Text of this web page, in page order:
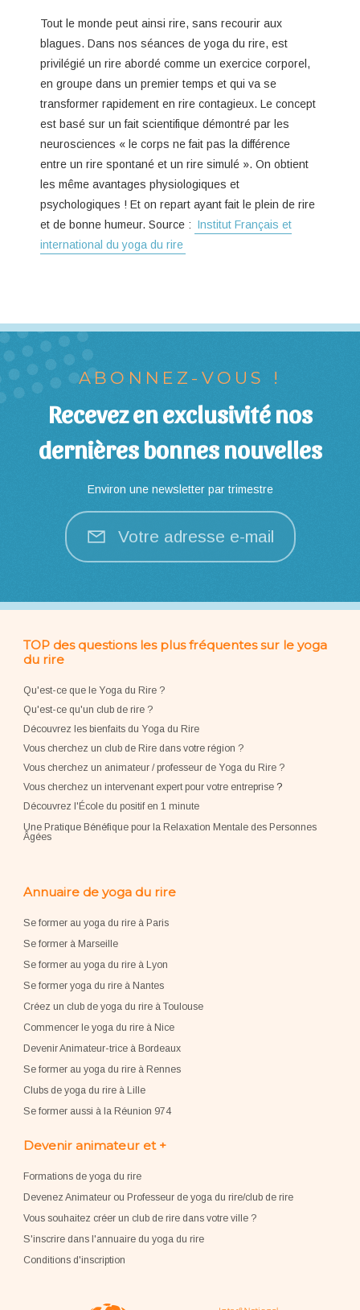
Tout le monde peut ainsi rire, sans recourir aux
blagues. Dans nos séances de yoga du rire, est
privilégié un rire abordé comme un exercice corporel,
en groupe dans un premier temps et qui va se
transformer rapidement en rire contagieux. Le concept
est basé sur un fait scientifique démontré par les
neurosciences « le corps ne fait pas la différence
entre un rire spontané et un rire simulé ». On obtient
les même avantages physiologiques et
psychologiques ! Et on repart ayant fait le plein de rire
et de bonne humeur. Source : Institut Français et
international du yoga du rire
ABONNEZ-VOUS !
Recevez en exclusivité nos
dernières bonnes nouvelles
Environ une newsletter par trimestre
Votre adresse e-mail
TOP des questions les plus fréquentes sur le yoga
du rire
Qu'est-ce que le Yoga du Rire ?
Qu'est-ce qu'un club de rire ?
Découvrez les bienfaits du Yoga du Rire
Vous cherchez un club de Rire dans votre région ?
Vous cherchez un animateur / professeur de Yoga du Rire ?
Vous cherchez un intervenant expert pour votre entreprise?
Découvrez l'École du positif en 1 minute
Une Pratique Bénéfique pour la Relaxation Mentale des Personnes
Âgées
Annuaire de yoga du rire
Se former au yoga du rire à Paris
Se former à Marseille
Se former au yoga du rire à Lyon
Se former yoga du rire à Nantes
Créez un club de yoga du rire à Toulouse
Commencer le yoga du rire à Nice
Devenir Animateur-trice à Bordeaux
Se former au yoga du rire à Rennes
Clubs de yoga du rire à Lille
Se former aussi à la Réunion 974
Devenir animateur et +
Formations de yoga du rire
Devenez Animateur ou Professeur de yoga du rire/club de rire
Vous souhaitez créer un club de rire dans votre ville ?
S'inscrire dans l'annuaire du yoga du rire
Conditions d'inscription